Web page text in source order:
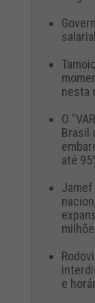
nesta
O
Brasil
até
e